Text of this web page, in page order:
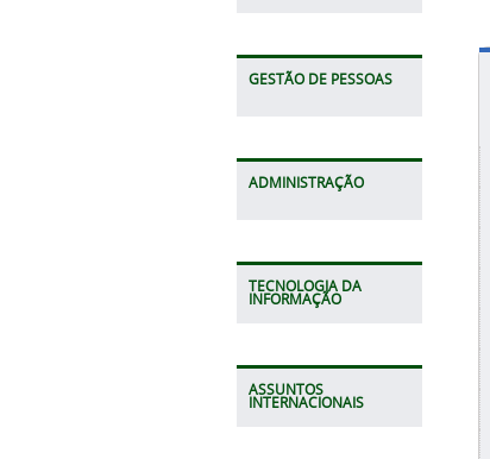
GESTÃO DE PESSOAS
ADMINISTRAÇÃO
TECNOLOGIA DA
INFORMAÇÃO
ASSUNTOS
INTERNACIONAIS